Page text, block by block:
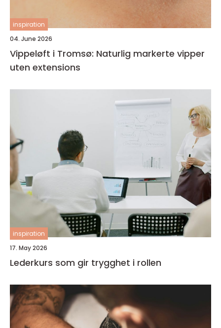
inspiration
04. June 2026
Vippeløft i Tromsø: Naturlig markerte vipper
uten extensions
inspiration
17. May 2026
Lederkurs som gir trygghet i rollen